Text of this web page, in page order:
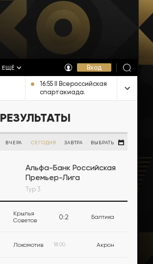
ЕЩЁ Вход
16:55 II Всероссийская
спартакиада.
Церемония открытия.
Екатеринбурга
РЕЗУЛЬТАТЫ
ВЧЕРА СЕГОДНЯ ЗАВТРА ВЫБРАТЬ
Альфа-Банк Российская
Премьер-Лига
Тур 3
Крылья
Советов
0:2 Балтика
Локомотив 18:00 Акрон